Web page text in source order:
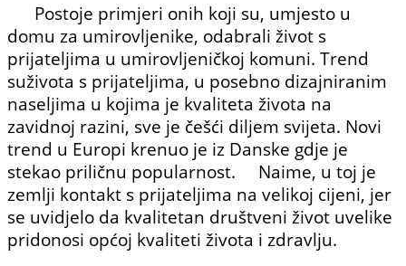
Postoje primjeri onih koji su, umjesto u
domu za umirovlje­nike, odabrali život s
prijatelji­ma u umirovljeničkoj komuni. Trend
suživota s prijateljima, u posebno dizajniranim
naselji­ma u kojima je kvaliteta života na
zavidnoj razini, sve je češći diljem svijeta. Novi
trend u Eu­ropi krenuo je iz Danske gdje je
stekao priličnu popularnost. Naime, u toj je
zemlji kontakt s prijateljima na velikoj cijeni, jer
se uvidjelo da kvalitetan druš­tveni život uvelike
pridonosi općoj kvaliteti života i zdravlju.